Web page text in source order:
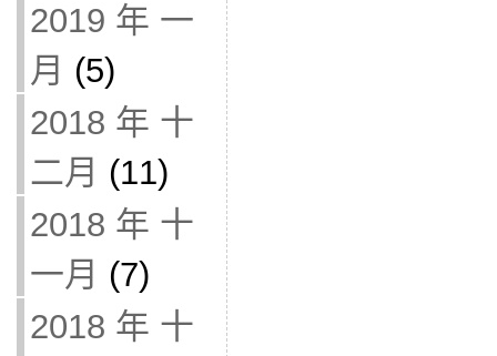
2019 年 一
月 (5)
2018 年 十
二月 (11)
2018 年 十
一月 (7)
2018 年 十